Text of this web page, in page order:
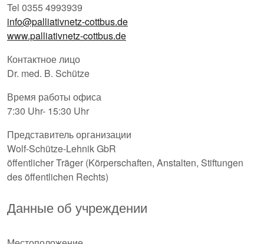
Tel 0355 4993939
info@palliativnetz-cottbus.de
www.palliativnetz-cottbus.de
Контактное лицо
Dr. med. B. Schütze
Время работы офиса
7:30 Uhr- 15:30 Uhr
Представитель организации
Wolf-Schütze-Lehnik GbR
öffentlicher Träger (Körperschaften, Anstalten, Stiftungen
des öffentlichen Rechts)
Данные об учреждении